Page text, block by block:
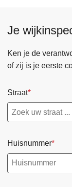
Je
Ken je de
of zij is je eerste
Straat
Huisnummer